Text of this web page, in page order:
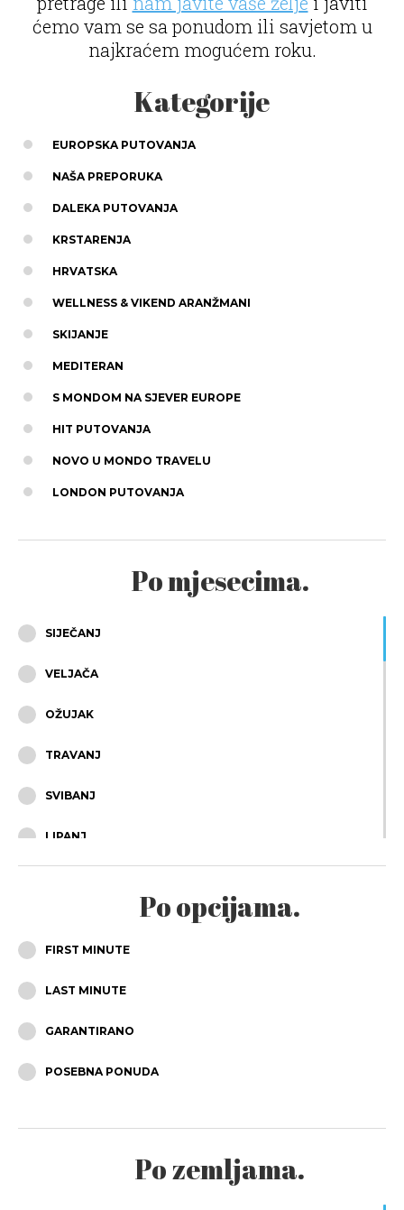
ćemo vam se sa ponudom ili savjetom u
najkraćem mogućem roku.
Kategorije
EUROPSKA PUTOVANJA
NAŠA PREPORUKA
DALEKA PUTOVANJA
KRSTARENJA
HRVATSKA
WELLNESS & VIKEND ARANŽMANI
SKIJANJE
MEDITERAN
S MONDOM NA SJEVER EUROPE
HIT PUTOVANJA
NOVO U MONDO TRAVELU
LONDON PUTOVANJA
Po mjesecima.
SIJEČANJ
VELJAČA
OŽUJAK
TRAVANJ
SVIBANJ
LIPANJ
RUJAN
LISTOPAD
STUDENI
PROSINAC
Po opcijama.
FIRST MINUTE
LAST MINUTE
GARANTIRANO
POSEBNA PONUDA
Po zemljama.